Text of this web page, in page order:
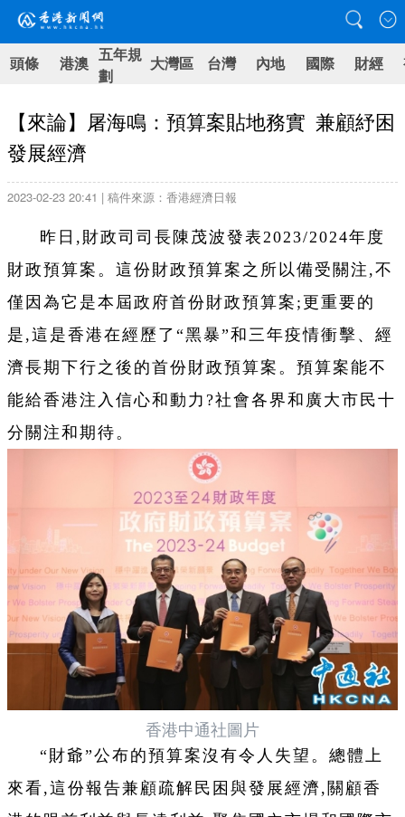
頭條 港澳 五年規
劃
大灣區 台灣 內地 國際 財經
【來論】屠海鳴：預算案貼地務實 兼顧紓困
發展經濟
2023-02-23 20:41 | 稿件來源：香港經濟日報
昨日,財政司司長陳茂波發表2023/2024年度
財政預算案。這份財政預算案之所以備受關注,不
僅因為它是本屆政府首份財政預算案;更重要的
是,這是香港在經歷了“黑暴”和三年疫情衝擊、經
濟長期下行之後的首份財政預算案。預算案能不
能給香港注入信心和動力?社會各界和廣大市民十
分關注和期待。
香港中通社圖片
“財爺”公布的預算案沒有令人失望。總體上
來看,這份報告兼顧疏解民困與發展經濟,關顧香